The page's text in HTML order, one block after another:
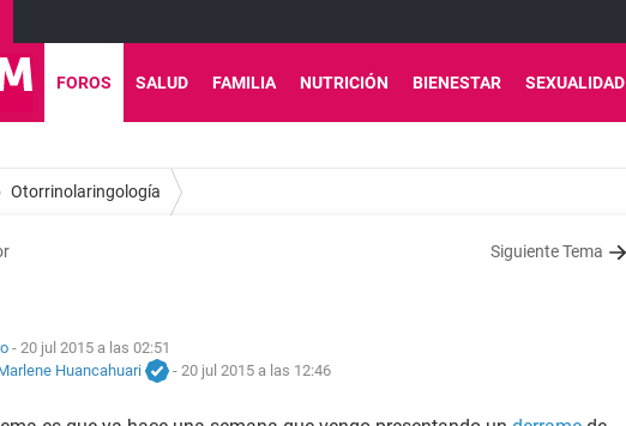
FOROS SALUD FAMILIA NUTRICIÓN BIENESTAR SEXUALIDAD
Otorrinolaringología
Siguiente Tema
- 20 jul 2015 a las 02:51
Huancahuari
- 20 jul 2015 a las 12:46